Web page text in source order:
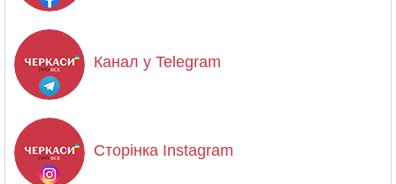
Канал у Telegram
Сторінка Instagram